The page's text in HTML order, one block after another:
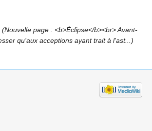
(Nouvelle page : <b>Éclipse</b><br> Avant-
qu'aux acceptions ayant trait à l'ast...)